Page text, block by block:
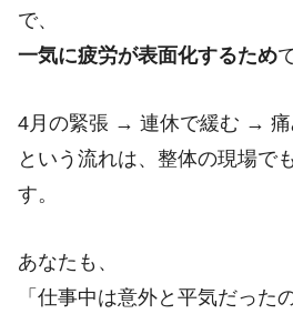
で、
一気に疲労が表面化するため
4月の緊張 → 連休で緩む → 痛
という流れは、整体の現場で
す。
あなたも、
「仕事中は意外と平気だった